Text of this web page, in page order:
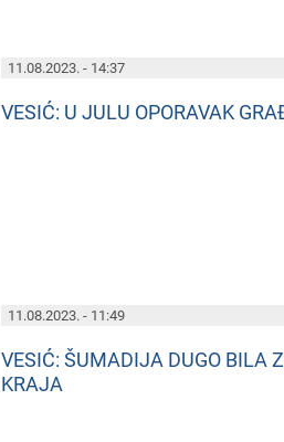
11.08.2023. - 14:37
VESIĆ: U JULU OPORAVAK
11.08.2023. - 11:49
VESIĆ: ŠUMADIJA DUGO BILA
KRAJA